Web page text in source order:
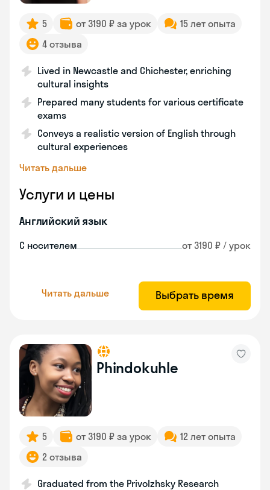
5 от 3190 ₽ за урок
15 лет опыта
4 отзыва
Lived in Newcastle and Chichester, enriching
cultural insights
Prepared many students for various certificate
exams
Conveys a realistic version of English through
cultural experiences
Читать дальше
Услуги и цены
Английский язык
С носителем от 3190 ₽ / урок
Читать дальше Выбрать время
Phindokuhle
5 от 3190 ₽ за урок
12 лет опыта
2 отзыва
Graduated from the Privolzhsky Research